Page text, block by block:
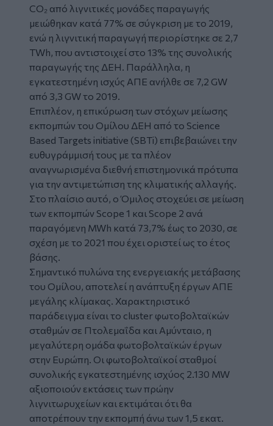
CO₂ από λιγνιτικές μονάδες παραγωγής
μειώθηκαν κατά 77% σε σύγκριση με το 2019,
ενώ η λιγνιτική παραγωγή περιορίστηκε σε 2,7
TWh, που αντιστοιχεί στο 13% της συνολικής
παραγωγής της ΔΕΗ. Παράλληλα, η
εγκατεστημένη ισχύς ΑΠΕ ανήλθε σε 7,2 GW
από 3,3 GW το 2019.
Επιπλέον, η επικύρωση των στόχων μείωσης
εκπομπών του Ομίλου ΔΕΗ από το Science
Based Targets initiative (SBTi) επιβεβαιώνει την
ευθυγράμμισή τους με τα πλέον
αναγνωρισμένα διεθνή επιστημονικά πρότυπα
για την αντιμετώπιση της κλιματικής αλλαγής.
Στο πλαίσιο αυτό, ο Όμιλος στοχεύει σε μείωση
των εκπομπών Scope 1 και Scope 2 ανά
παραγόμενη MWh κατά 73,7% έως το 2030, σε
σχέση με το 2021 που έχει οριστεί ως το έτος
βάσης.
Σημαντικό πυλώνα της ενεργειακής μετάβασης
του Ομίλου, αποτελεί η ανάπτυξη έργων ΑΠΕ
μεγάλης κλίμακας. Χαρακτηριστικό
παράδειγμα είναι το cluster φωτοβολταϊκών
σταθμών σε Πτολεμαΐδα και Αμύνταιο, η
μεγαλύτερη ομάδα φωτοβολταϊκών έργων
στην Ευρώπη. Οι φωτοβολταϊκοί σταθμοί
συνολικής εγκατεστημένης ισχύος 2.130 MW
αξιοποιούν εκτάσεις των πρώην
λιγνιτωρυχείων και εκτιμάται ότι θα
αποτρέπουν την εκπομπή άνω των 1,5 εκατ.